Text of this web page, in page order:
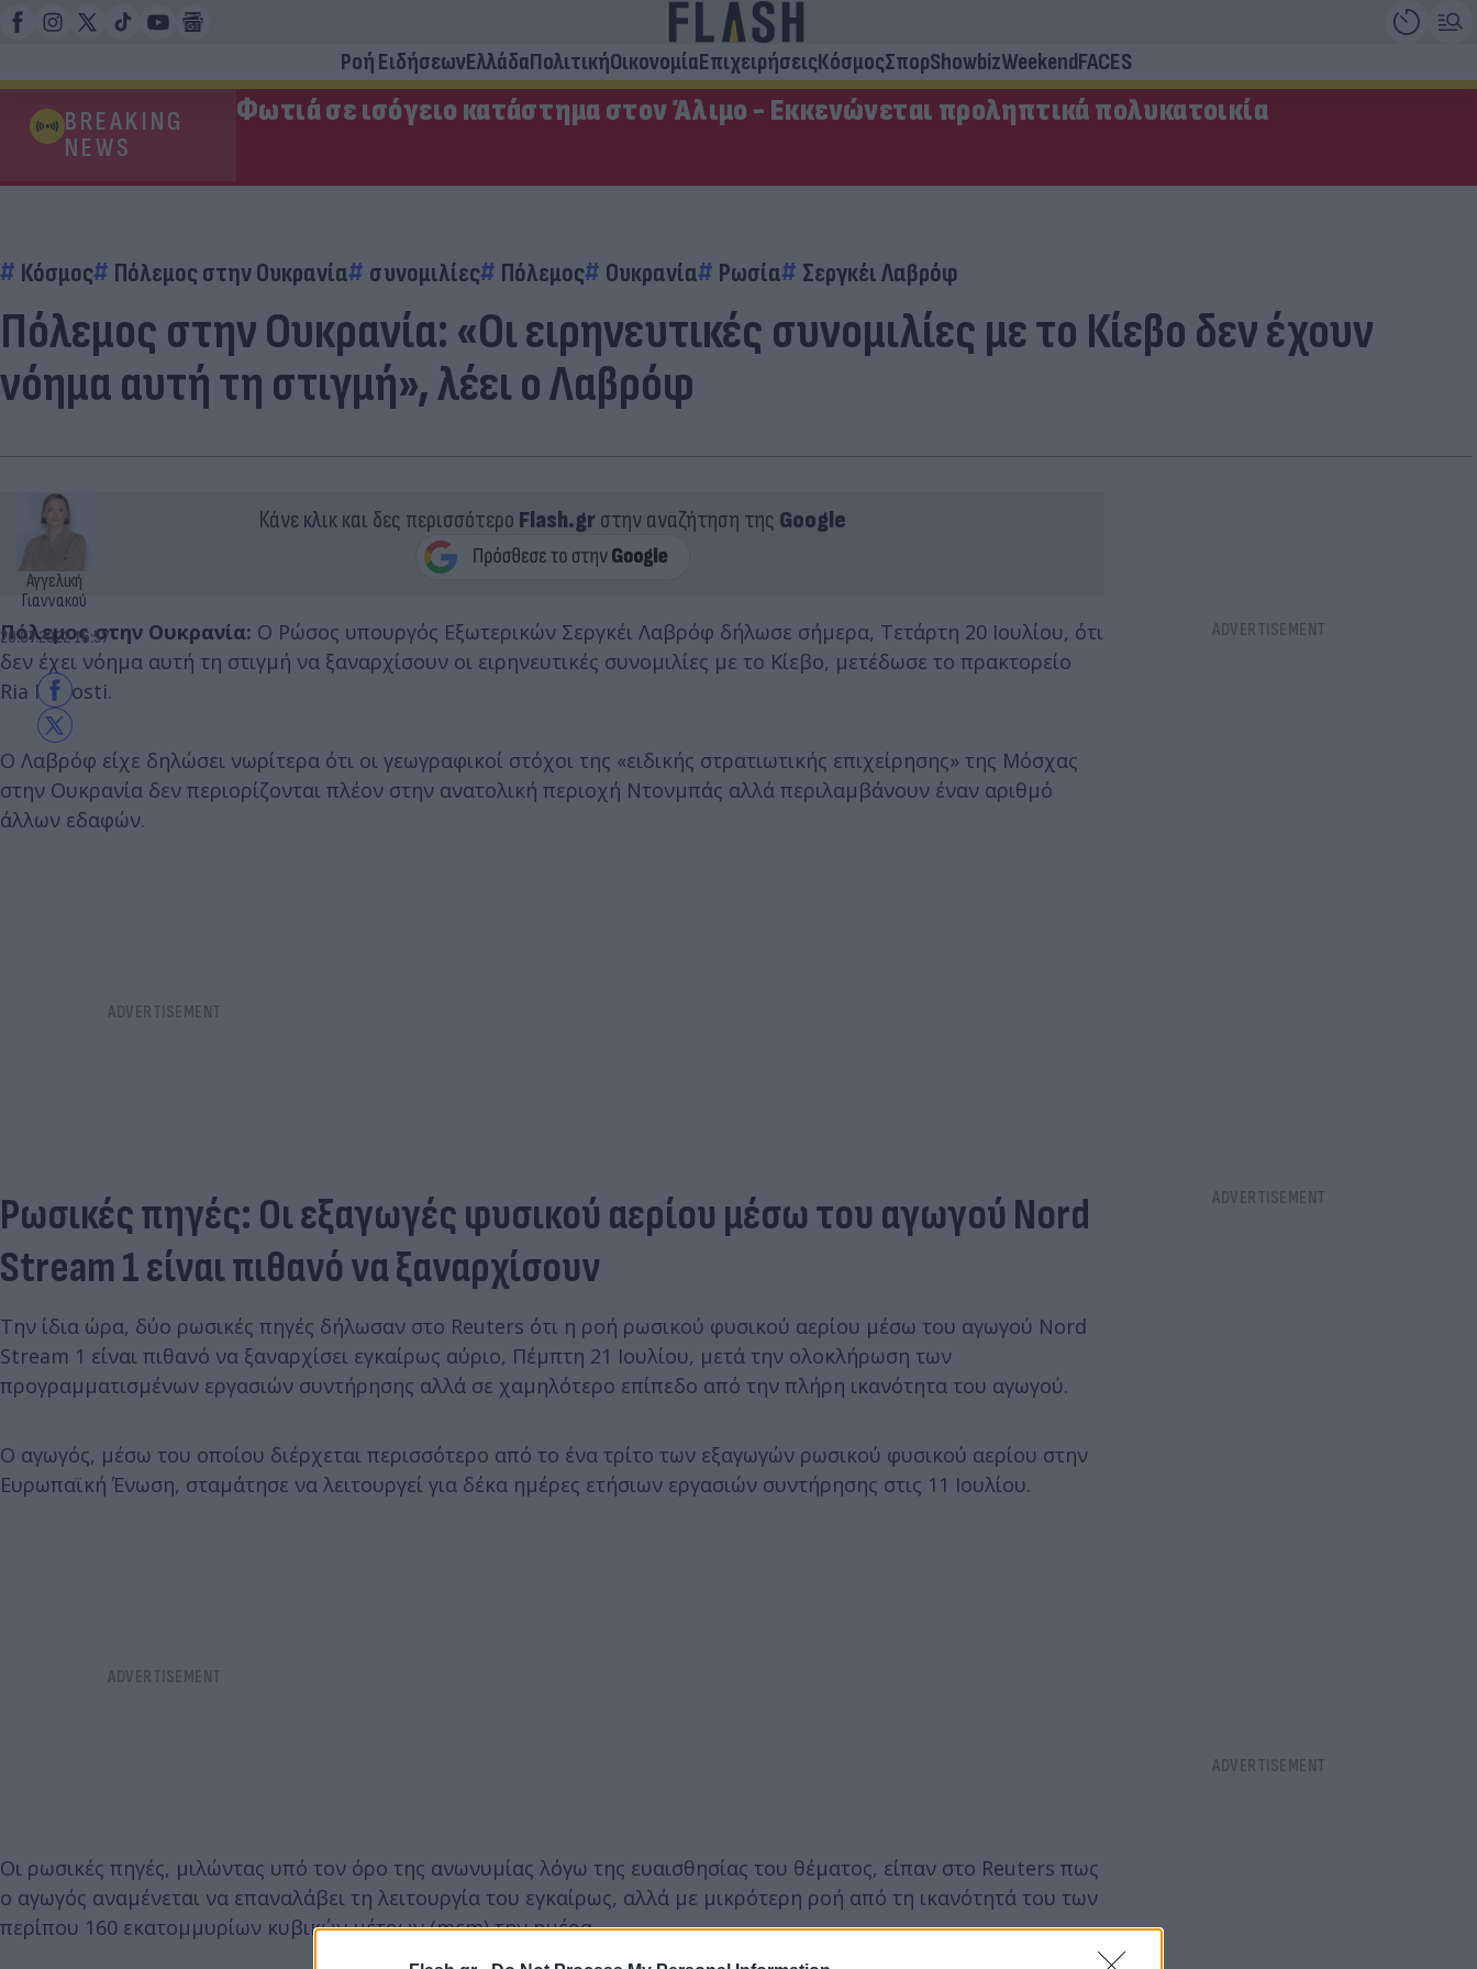
Ροή ΕιδήσεωνΕλλάδαΠολιτικήΟικονομίαΕπιχειρήσειςΚόσμοςΣπορShowbizWeekendFACES
BREAKING
NEWS
Φωτιά σε ισόγειο κατάστημα στον Άλιμο - Εκκενώνεται προληπτικά πολυκατοικία
Κόσμος Πόλεμος στην Ουκρανία συνομιλίες Πόλεμος Ουκρανία Ρωσία Σεργκέι Λαβρόφ
Πόλεμος στην Ουκρανία: «Οι ειρηνευτικές συνομιλίες με το Κίεβο δεν έχουν
νόημα αυτή τη στιγμή», λέει ο Λαβρόφ
Αγγελική
Γιαννακού
20.07.2022 16:57
Κάνε κλικ και δες περισσότερο Flash.grστην αναζήτηση της Google
Πόλεμος στην Ουκρανία: Ο Ρώσος υπουργός Εξωτερικών Σεργκέι Λαβρόφ δήλωσε σήμερα, Τετάρτη 20 Ιουλίου, ότι
δεν έχει νόημα αυτή τη στιγμή να ξαναρχίσουν οι ειρηνευτικές συνομιλίες με το Κίεβο, μετέδωσε το πρακτορείο
Ria Novosti.
Ο Λαβρόφ είχε δηλώσει νωρίτερα ότι οι γεωγραφικοί στόχοι της «ειδικής στρατιωτικής επιχείρησης» της Μόσχας
στην Ουκρανία δεν περιορίζονται πλέον στην ανατολική περιοχή Ντονμπάς αλλά περιλαμβάνουν έναν αριθμό
άλλων εδαφών.
Ρωσικές πηγές: Οι εξαγωγές φυσικού αερίου μέσω του αγωγού Nord
Stream 1 είναι πιθανό να ξαναρχίσουν
Την ίδια ώρα, δύο ρωσικές πηγές δήλωσαν στο Reuters ότι η ροή ρωσικού φυσικού αερίου μέσω του αγωγού Nord
Stream 1 είναι πιθανό να ξαναρχίσει εγκαίρως αύριο, Πέμπτη 21 Ιουλίου, μετά την ολοκλήρωση των
προγραμματισμένων εργασιών συντήρησης αλλά σε χαμηλότερο επίπεδο από την πλήρη ικανότητα του αγωγού.
Ο αγωγός, μέσω του οποίου διέρχεται περισσότερο από το ένα τρίτο των εξαγωγών ρωσικού φυσικού αερίου στην
Ευρωπαϊκή Ένωση, σταμάτησε να λειτουργεί για δέκα ημέρες ετήσιων εργασιών συντήρησης στις 11 Ιουλίου.
Οι ρωσικές πηγές, μιλώντας υπό τον όρο της ανωνυμίας λόγω της ευαισθησίας του θέματος, είπαν στο Reuters πως
ο αγωγός αναμένεται να επαναλάβει τη λειτουργία του εγκαίρως, αλλά με μικρότερη ροή από τη ικανότητά του των
περίπου 160 εκατομμυρίων κυβικών μέτρων (mcm) την ημέρα.